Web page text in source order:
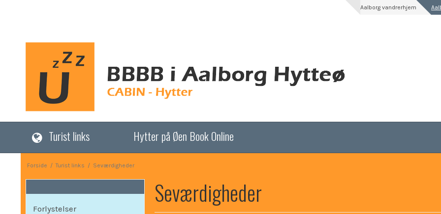
Aalborg vandrerhjem
Turist links Hytter på Øen Book Online
Forside / Turist links / Seværdigheder
Forlystelser
Seværdigheder